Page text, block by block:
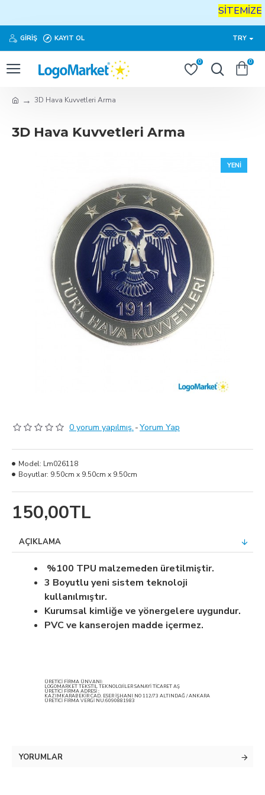
SİTEMİZE
GIRIŞ KAYIT OL TRY
0 0
3D Hava Kuvvetleri Arma
3D Hava Kuvvetleri Arma
YENI
0 yorum yapılmış. -Yorum Yap
150,00TL
Model: Lm026118
Boyutlar: 9.50cm x 9.50cm x 9.50cm
AÇIKLAMA
%100 TPU malzemeden üretilmiştir.
3 Boyutlu yeni sistem teknoloji
kullanılmıştır.
Kurumsal kimliğe ve yönergelere uygundur.
PVC ve kanserojen madde içermez.
ÜRETİCİ FİRMA ÜNVANI:
LOGOMARKET TEKSTİL TEKNOLOJİLER SANAYİ TİCARET AŞ
ÜRETİCİ FİRMA ADRESİ :
KAZIMKARABEKİR CAD. ESER İŞHANI NO 112/73 ALTINDAĞ / ANKARA
ÜRETİCİ FİRMA VERGİ NU:6090881983
YORUMLAR